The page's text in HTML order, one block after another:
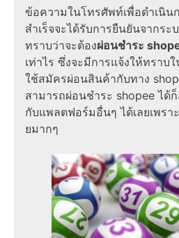
ข้อความในโทรศัพท์เพื่อดำเนิน
สำเร็จจะได้รับการยืนยันจากระ
ทราบว่าจะต้องผ่อนชำระ
เท่าไร ซึ่งจะมีการแจ้งให้ทราบ
ใช้สมัครผ่อนสินค้ากับทาง
สามารถผ่อนชำระ shopee ได้
กับแพลตฟอร์มอื่นๆ ได้เลยเพร
ยมากๆ